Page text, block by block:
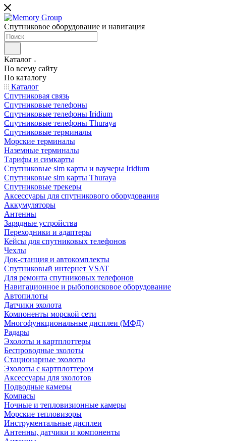
Спутниковое оборудование и навигация
Каталог
По всему сайту
По каталогу
Каталог
Спутниковая связь
Спутниковые телефоны
Спутниковые телефоны Iridium
Спутниковые телефоны Thuraya
Спутниковые терминалы
Морские терминалы
Наземные терминалы
Тарифы и симкарты
Спутниковые sim карты и ваучеры Iridium
Спутниковые sim карты Thuraya
Спутниковые трекеры
Аксессуары для спутникового оборудования
Аккумуляторы
Антенны
Зарядные устройства
Переходники и адаптеры
Кейсы для спутниковых телефонов
Чехлы
Док-станция и автокомплекты
Спутниковый интернет VSAT
Для ремонта спутниковых телефонов
Навигационное и рыбопоисковое оборудование
Автопилоты
Датчики эхолота
Компоненты морской сети
Многофункциональные дисплеи (МФД)
Радары
Эхолоты и картплоттеры
Беспроводные эхолоты
Стационарные эхолоты
Эхолоты с картплоттером
Аксессуары для эхолотов
Подводные камеры
Компасы
Ночные и тепловизионные камеры
Морские тепловизоры
Инструментальные дисплеи
Антенны, датчики и компоненты